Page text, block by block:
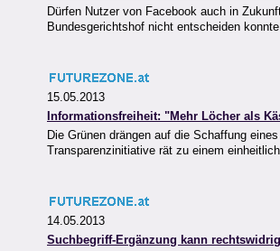
Dürfen Nutzer von Facebook auch in
Bundesgerichtshof nicht entscheiden
15.05.2013
Informationsfreiheit: "Mehr Löcher als
Die Grünen drängen auf die Schaffung
Transparenzinitiative rät zu einem
14.05.2013
Suchbegriff-Ergänzung kann